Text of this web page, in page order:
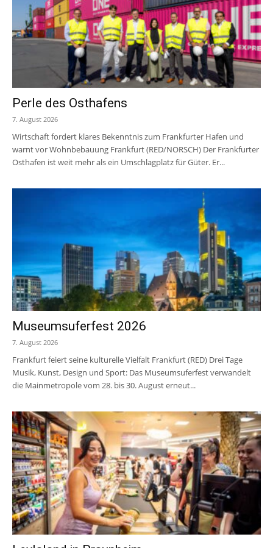
Perle des Osthafens
7. August 2026
Wirtschaft fordert klares Bekenntnis zum Frankfurter Hafen und
warnt vor Wohnbebauung Frankfurt (RED/NORSCH) Der Frankfurter
Osthafen ist weit mehr als ein Umschlagplatz für Güter. Er...
Museumsuferfest 2026
7. August 2026
Frankfurt feiert seine kulturelle Vielfalt Frankfurt (RED) Drei Tage
Musik, Kunst, Design und Sport: Das Museumsuferfest verwandelt
die Mainmetropole vom 28. bis 30. August erneut...